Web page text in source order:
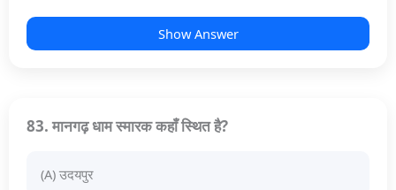
Show Answer
83. मानगढ़ धाम स्मारक कहाँ स्थित है?
(A) उदयपुर